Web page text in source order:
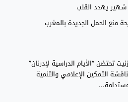
يهدد القلب
منع الحمل الجديدة بالمغرب
تحتضن “الأيام الدراسية لإدرنان”
التمكين الإعلامي والتنمية